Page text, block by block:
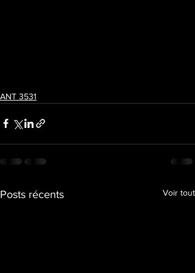
ANT 3531
Posts récents Voir tout